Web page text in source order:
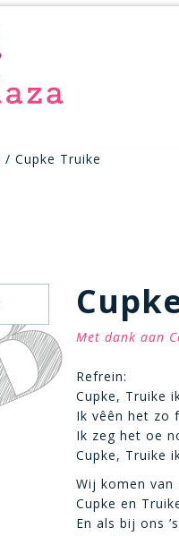
/ Cupke Truike
Met dank aan
Refrein:
Cupke, Truike
Ik vêên het zo
Ik zeg het oe
Cupke, Truike
Wij komen
Cupke en
En als bij ons